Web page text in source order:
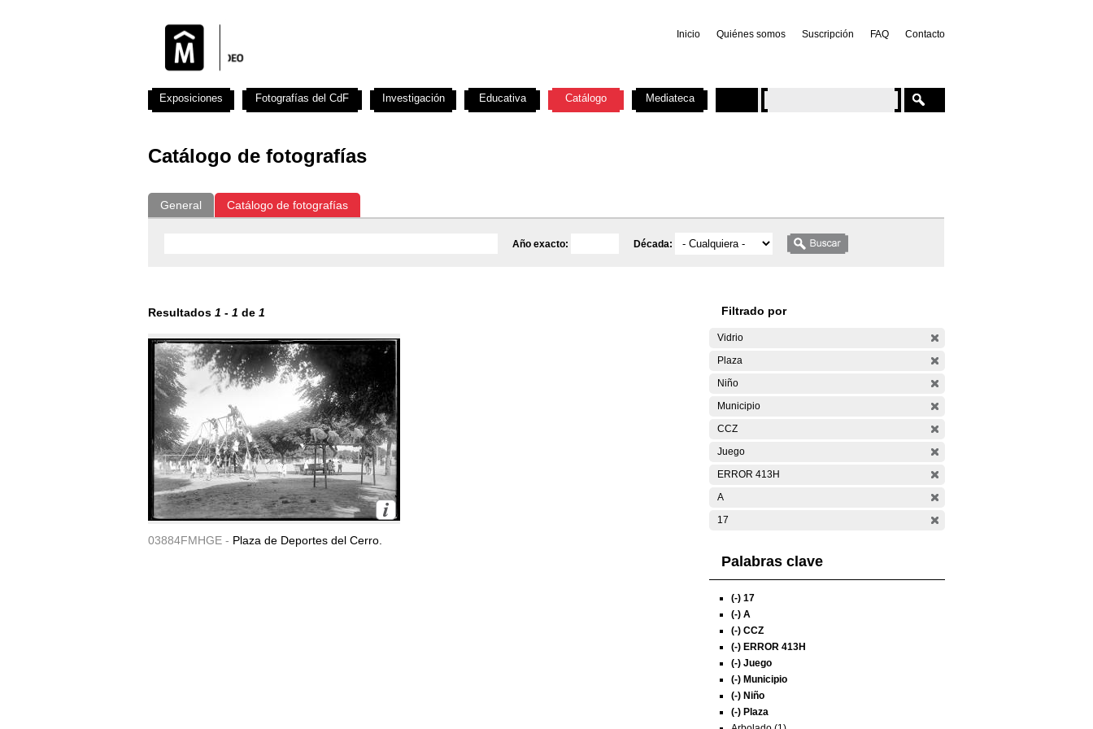
Inicio Quiénes somos Suscripción FAQ Contacto
Catálogo de fotografías
General Catálogo de fotografías
Año exacto: Década:
Resultados 1 - 1 de 1
03884FMHGE - Plaza de Deportes del Cerro.
Filtrado por
Vidrio
Plaza
Niño
Municipio
CCZ
Juego
ERROR 413H
A
17
Palabras clave
(-) 17
(-) A
(-) CCZ
(-) ERROR 413H
(-) Juego
(-) Municipio
(-) Niño
(-) Plaza
Exposiciones Fotografías del CdF Investigación Educativa Catálogo Mediateca